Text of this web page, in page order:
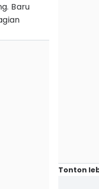
Baru
Tonton